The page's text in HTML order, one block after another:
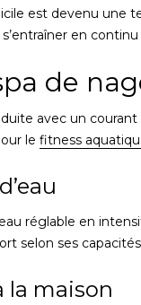
est devenu une
en
de
avec un
le fitness
réglable en
selon ses
la maison